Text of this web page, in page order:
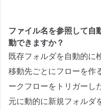
ファイル名を参照して自
動できますか？
既存フォルダを自動的に
移動先ごとにフローを作
ークフローをトリガーし
元に動的に新規フォルダ